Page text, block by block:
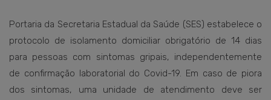
Portaria da Secretaria Estadual da Saúde (SES) estabelece o
protocolo de isolamento domiciliar obrigatório de 14 dias
para pessoas com sintomas gripais, independentemente
de confirmação laboratorial do Covid-19. Em caso de piora
dos sintomas, uma unidade de atendimento deve ser